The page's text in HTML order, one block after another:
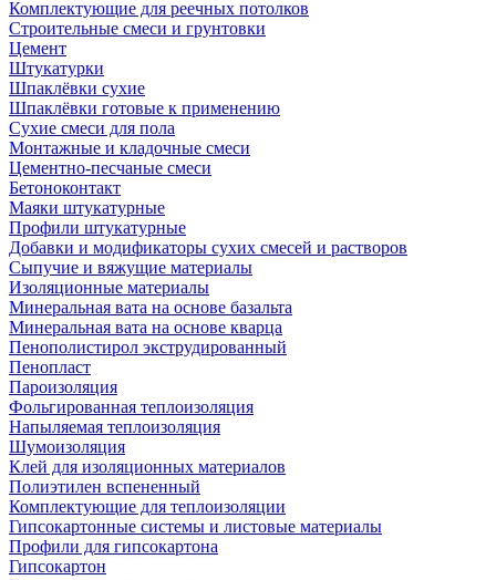
Комплектующие для реечных потолков
Строительные смеси и грунтовки
Цемент
Штукатурки
Шпаклёвки сухие
Шпаклёвки готовые к применению
Сухие смеси для пола
Монтажные и кладочные смеси
Цементно-песчаные смеси
Бетоноконтакт
Маяки штукатурные
Профили штукатурные
Добавки и модификаторы сухих смесей и растворов
Сыпучие и вяжущие материалы
Изоляционные материалы
Минеральная вата на основе базальта
Минеральная вата на основе кварца
Пенополистирол экструдированный
Пенопласт
Пароизоляция
Фольгированная теплоизоляция
Напыляемая теплоизоляция
Шумоизоляция
Клей для изоляционных материалов
Полиэтилен вспененный
Комплектующие для теплоизоляции
Гипсокартонные системы и листовые материалы
Профили для гипсокартона
Гипсокартон